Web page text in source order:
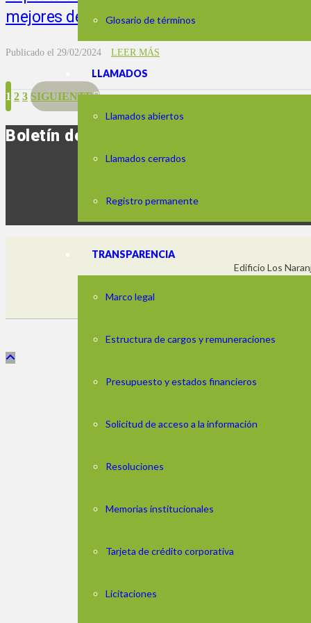
Glosario de términos
LLAMADOS
Llamados abiertos
Llamados cerrados
Registro permanente
TRANSPARENCIA
Marco legal
Estructura de cargos y remuneraciones
Presupuesto y estados financieros
Solicitud de acceso a la información
Resoluciones
Memorias institucionales
Tarjeta de crédito corporativa
Licitaciones
mejores desempeños que los esperados?
Publicado el 29/02/2024 LEER MÁS
1 2 3 SIGUIENTE
Boletín de noticias
Edificio Los
Horario: de
©